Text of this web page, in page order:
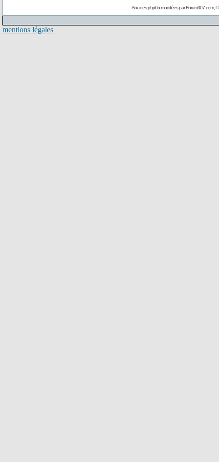
Sources phpbb modifiées parForum307.com, ©
mentions légales